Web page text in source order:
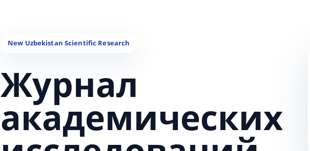
Журнал
академических